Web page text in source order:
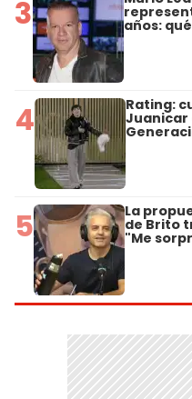
3 años:
4 Rating:
Juanicar
5 La
de Brito
"Me